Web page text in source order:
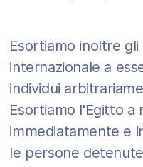
Esortiamo inoltre
internazionale a
individui
Esortiamo l'Egitto a
immediatamente e
le persone